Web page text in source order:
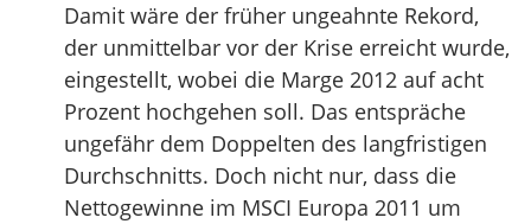
Damit wäre der früher ungeahnte Rekord,
der unmittelbar vor der Krise erreicht wurde,
eingestellt, wobei die Marge 2012 auf acht
Prozent hochgehen soll. Das entspräche
ungefähr dem Doppelten des langfristigen
Durchschnitts. Doch nicht nur, dass die
Nettogewinne im MSCI Europa 2011 um